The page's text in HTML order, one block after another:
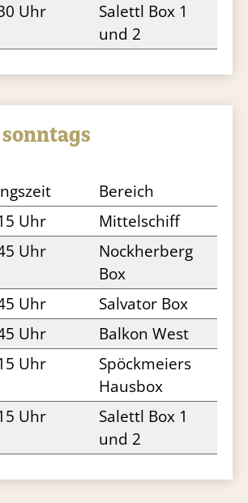
Uhr
Salettl Box 1
und 2
Bereich
Uhr
Mittelschiff
Uhr
Nockherberg
Box
Uhr
Salvator Box
Uhr
Balkon West
Uhr
Spöckmeiers
Hausbox
Uhr
Salettl Box 1
und 2